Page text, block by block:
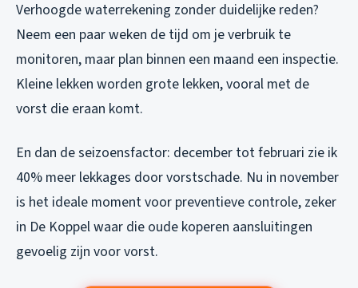
Verhoogde waterrekening zonder duidelijke reden?
Neem een paar weken de tijd om je verbruik te
monitoren, maar plan binnen een maand een inspectie.
Kleine lekken worden grote lekken, vooral met de
vorst die eraan komt.
En dan de seizoensfactor: december tot februari zie ik
40% meer lekkages door vorstschade. Nu in november
is het ideale moment voor preventieve controle, zeker
in De Koppel waar die oude koperen aansluitingen
gevoelig zijn voor vorst.